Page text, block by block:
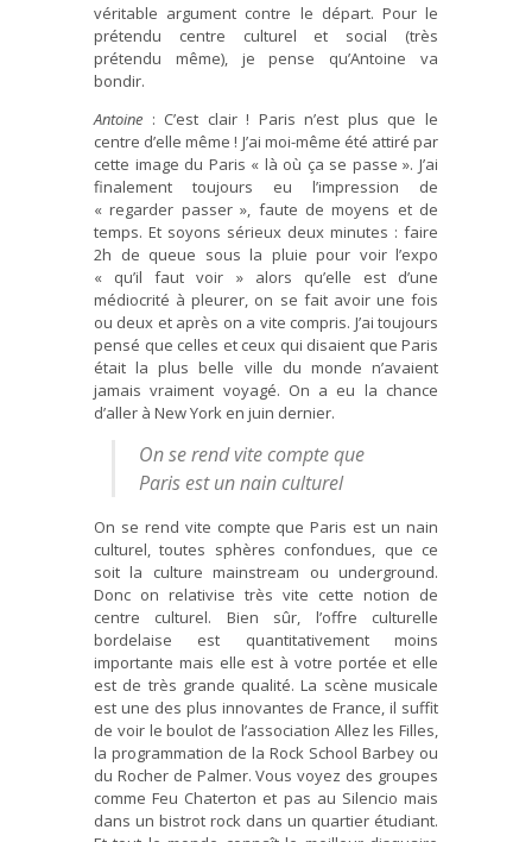
véritable argument contre le départ. Pour le
prétendu centre culturel et social (très
prétendu même), je pense qu’Antoine va
bondir.
Antoine : C’est clair ! Paris n’est plus que le
centre d’elle même ! J’ai moi-même été attiré par
cette image du Paris « là où ça se passe ». J’ai
finalement toujours eu l’impression de
« regarder passer », faute de moyens et de
temps. Et soyons sérieux deux minutes : faire
2h de queue sous la pluie pour voir l’expo
« qu’il faut voir » alors qu’elle est d’une
médiocrité à pleurer, on se fait avoir une fois
ou deux et après on a vite compris. J’ai toujours
pensé que celles et ceux qui disaient que Paris
était la plus belle ville du monde n’avaient
jamais vraiment voyagé. On a eu la chance
d’aller à New York en juin dernier.
On se rend vite compte que
Paris est un nain culturel
On se rend vite compte que Paris est un nain
culturel, toutes sphères confondues, que ce
soit la culture mainstream ou underground.
Donc on relativise très vite cette notion de
centre culturel. Bien sûr, l’offre culturelle
bordelaise est quantitativement moins
importante mais elle est à votre portée et elle
est de très grande qualité. La scène musicale
est une des plus innovantes de France, il suffit
de voir le boulot de l’association Allez les Filles,
la programmation de la Rock School Barbey ou
du Rocher de Palmer. Vous voyez des groupes
comme Feu Chaterton et pas au Silencio mais
dans un bistrot rock dans un quartier étudiant.